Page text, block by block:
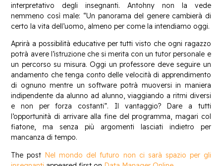
interpretativo degli insegnanti. Antohny non la vede
nemmeno così male: “Un panorama del genere cambierà di
certo la vita dell’uomo, almeno per come la intendiamo oggi.
Aprirà a possibilità educative per tutti visto che ogni ragazzo
potrà avere l’istruzione che si merita con un tutor personale e
un percorso su misura. Oggi un professore deve seguire un
andamento che tenga conto delle velocità di apprendimento
di ognuno mentre un software potrà muoversi in maniera
indipendente da alunno ad alunno, viaggiando a ritmi diversi
e non per forza costanti”. Il vantaggio? Dare a tutti
l’opportunità di arrivare alla fine del programma, magari col
fiatone, ma senza più argomenti lasciati indietro per
mancanza di tempo.
The post Nel mondo del futuro non ci sarà spazio per gli